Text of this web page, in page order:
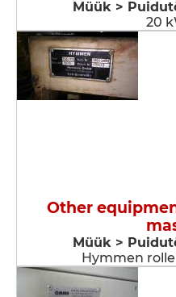
Müük >
20
Other
Müük >
Hymmen